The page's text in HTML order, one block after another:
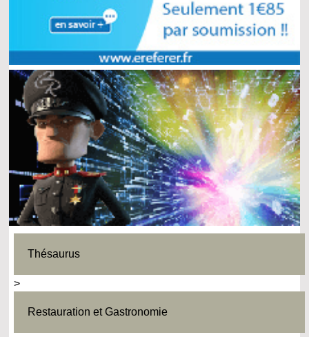
Thésaurus
>
Restauration et Gastronomie